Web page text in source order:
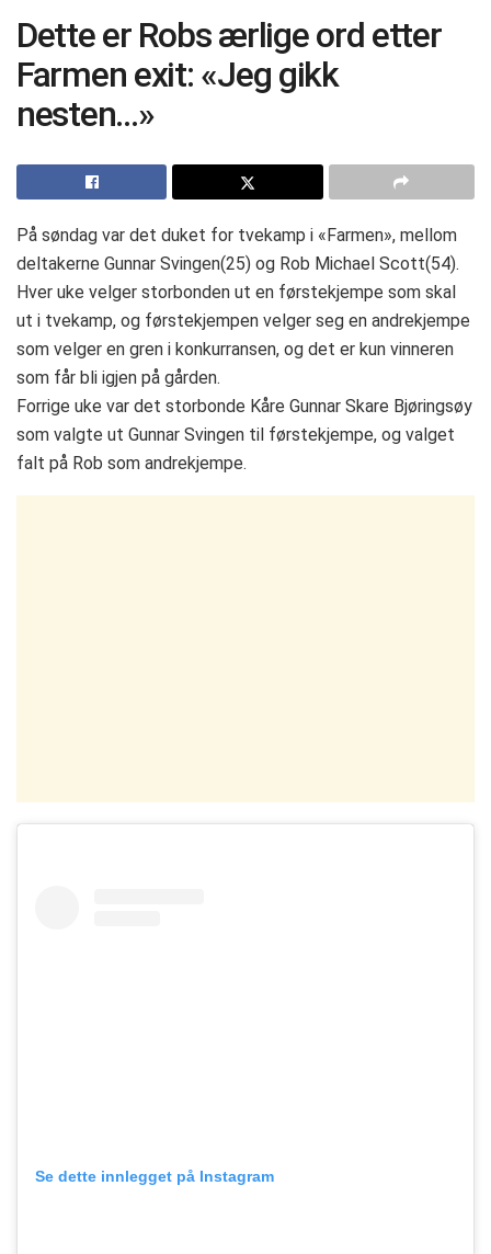
Dette er Robs ærlige ord etter
Farmen exit: «Jeg gikk
nesten…»
På søndag var det duket for tvekamp i «Farmen», mellom
deltakerne Gunnar Svingen(25) og Rob Michael Scott(54).
Hver uke velger storbonden ut en førstekjempe som skal
ut i tvekamp, og førstekjempen velger seg en andrekjempe
som velger en gren i konkurransen, og det er kun vinneren
som får bli igjen på gården.
Forrige uke var det storbonde Kåre Gunnar Skare Bjøringsøy
som valgte ut Gunnar Svingen til førstekjempe, og valget
falt på Rob som andrekjempe.
Se dette innlegget på Instagram